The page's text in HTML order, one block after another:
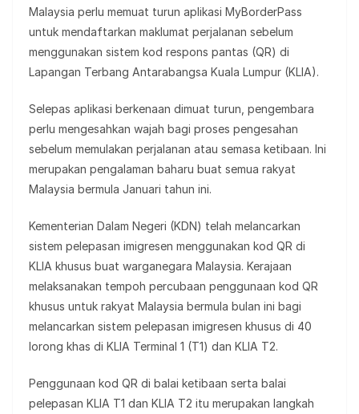
Malaysia perlu memuat turun aplikasi MyBorderPass
untuk mendaftarkan maklumat perjalanan sebelum
menggunakan sistem kod respons pantas (QR) di
Lapangan Terbang Antarabangsa Kuala Lumpur (KLIA).
Selepas aplikasi berkenaan dimuat turun, pengembara
perlu mengesahkan wajah bagi proses pengesahan
sebelum memulakan perjalanan atau semasa ketibaan. Ini
merupakan pengalaman baharu buat semua rakyat
Malaysia bermula Januari tahun ini.
Kementerian Dalam Negeri (KDN) telah melancarkan
sistem pelepasan imigresen menggunakan kod QR di
KLIA khusus buat warganegara Malaysia. Kerajaan
melaksanakan tempoh percubaan penggunaan kod QR
khusus untuk rakyat Malaysia bermula bulan ini bagi
melancarkan sistem pelepasan imigresen khusus di 40
lorong khas di KLIA Terminal 1 (T1) dan KLIA T2.
Penggunaan kod QR di balai ketibaan serta balai
pelepasan KLIA T1 dan KLIA T2 itu merupakan langkah